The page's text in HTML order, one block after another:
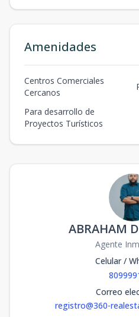
Amenidades
Centros Comerciales
Cercanos
Para desarrollo de
Proyectos Turísticos
ABRAHAM
Agente
Celular /
Correo
registro@360-